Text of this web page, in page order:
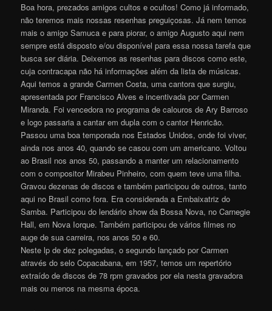
Boa hora, prezados amigos cultos e ocultos! Como já informado,
não teremos mais nossas resenhas preguiçosas. Já nem temos
mais o amigo Samuca e para piorar, o amigo Augusto aqui nem
sempre está disposto e/ou disponível para essa nossa tarefa que
busca ser diária. Deixemos as resenhas para discos como este,
cuja contracapa não há informações além da lista de músicas.
Aqui temos a grande Carmen Costa, uma cantora que surgiu,
apresentada por Francisco Alves e incentivada por Carmen
Miranda. Foi vencedora no programa de calouros de Ary Barroso
e logo passaria a cantar em dupla com o cantor Henricão.
Passou uma boa temporada nos Estados Unidos, onde foi viver,
ainda nos anos 40, quando se casou com um americano. Voltou
ao Brasil nos anos 50, passando a manter um relacionamento
com o compositor Mirabeu Pinheiro, com quem teve uma filha.
Gravou dezenas de discos e também participou de outros, tanto
aqui no Brasil como fora. Era considerada a Embaixatriz do
Samba. Participou do lendário show da Bossa Nova, no Carnegie
Hall, em Nova Iorque. Também participou de vários filmes no
auge de sua carreira, nos anos 50 e 60.
Neste lp de dez polegadas, o segundo lançado por Carmen
através do selo Copacabana, em 1957, temos um repertório
extraído de discos de 78 rpm gravados por ela nesta gravadora
mais ou menos na mesma época.